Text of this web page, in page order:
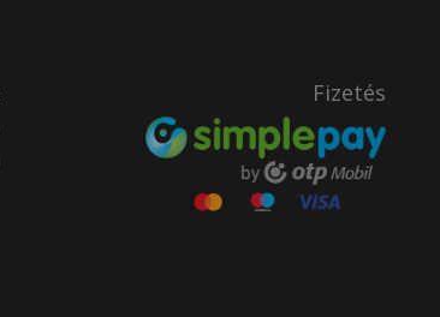
Fizetés